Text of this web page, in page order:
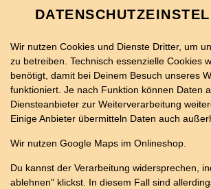
26ER
Wir nutzen Cookies und Dienste Dritter, um
zu betreiben. Technisch essenzielle Cookies
benötigt, damit bei Deinem Besuch unseres
funktioniert. Je nach Funktion können Daten
Diensteanbieter zur Weiterverarbeitung
Einige Anbieter übermitteln Daten auch
Wir nutzen Google Maps im Onlineshop.
Du kannst der Verarbeitung widersprechen,
ablehnen" klickst. In diesem Fall sind